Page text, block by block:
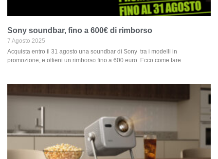
Sony soundbar, fino a 600€ di rimborso
7 Agosto 2025
Acquista entro il 31 agosto una soundbar di Sony tra i modelli in
promozione, e ottieni un rimborso fino a 600 euro. Ecco come fare